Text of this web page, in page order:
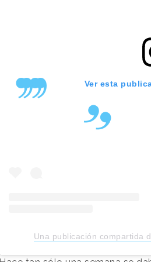
Ver esta
Una publicación compartida